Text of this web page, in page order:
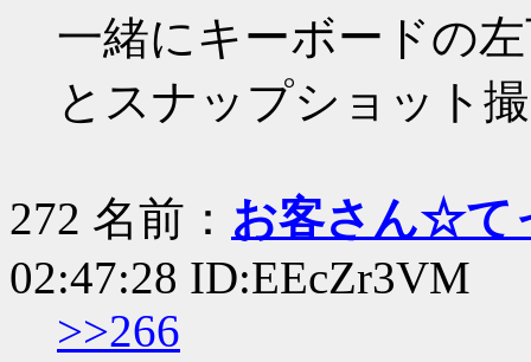
一緒にキーボードの
とスナップショット
272 名前： お客さん☆て
02:47:28 ID:EEcZr3VM
>>266